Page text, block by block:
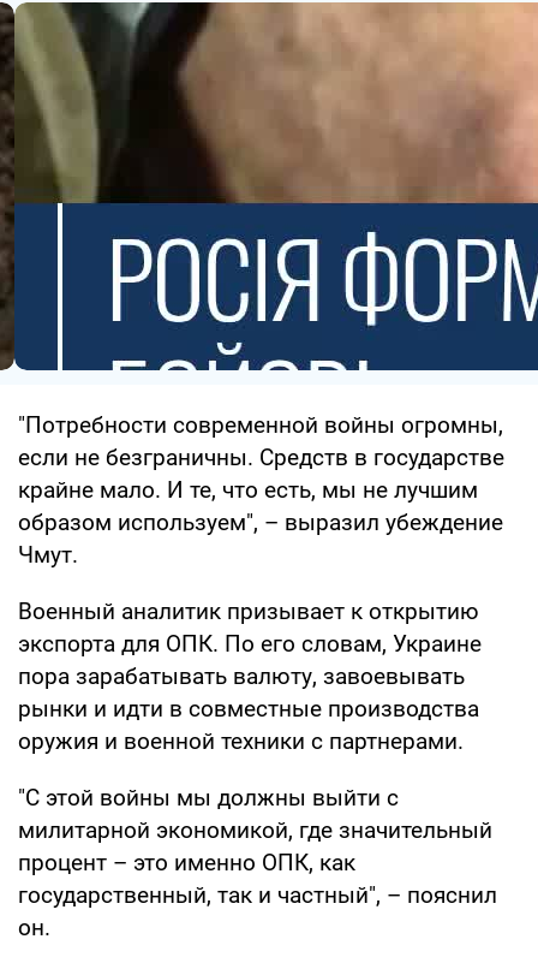
"Потребности современной войны огромны,
если не безграничны. Средств в государстве
крайне мало. И те, что есть, мы не лучшим
образом используем", – выразил убеждение
Чмут.
Военный аналитик призывает к открытию
экспорта для ОПК. По его словам, Украине
пора зарабатывать валюту, завоевывать
рынки и идти в совместные производства
оружия и военной техники с партнерами.
"С этой войны мы должны выйти с
милитарной экономикой, где значительный
процент – это именно ОПК, как
государственный, так и частный", – пояснил
он.